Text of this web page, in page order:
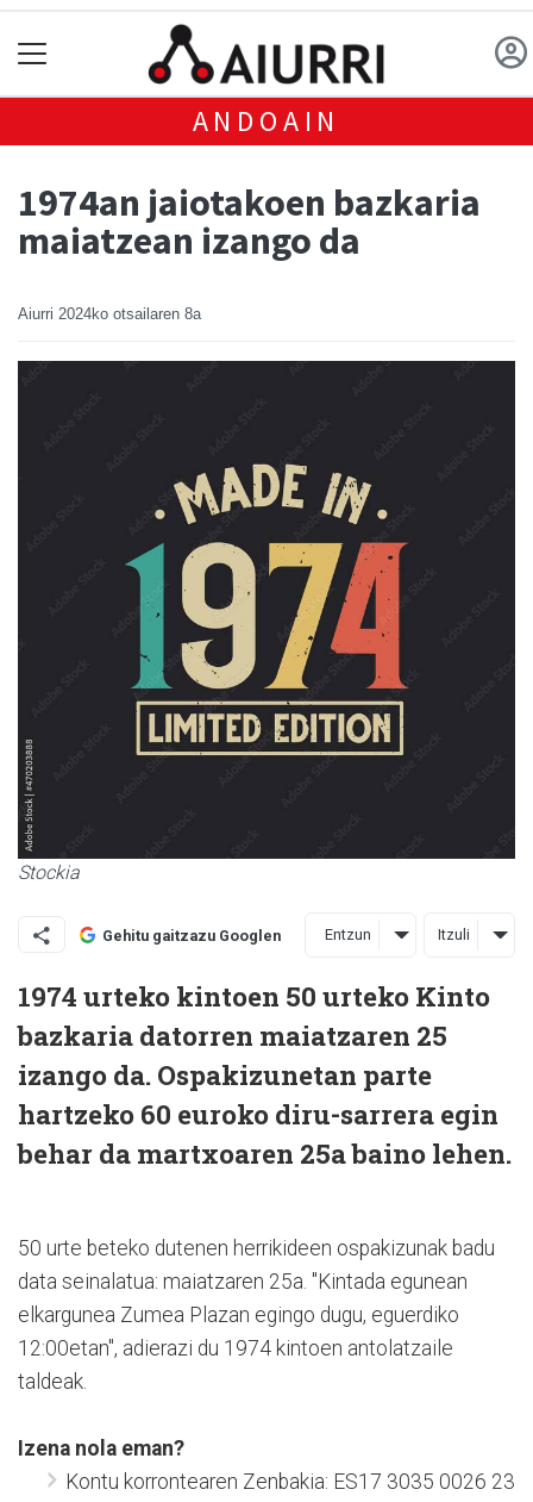
ANDOAIN
1974an jaiotakoen bazkaria
maiatzean izango da
Aiurri 2024ko otsailaren 8a
Stockia
Gehitu gaitzazu Googlen Entzun Itzuli
1974 urteko kintoen 50 urteko Kinto
bazkaria datorren maiatzaren 25
izango da. Ospakizunetan parte
hartzeko 60 euroko diru-sarrera egin
behar da martxoaren 25a baino lehen.
50 urte beteko dutenen herrikideen ospakizunak badu
data seinalatua: maiatzaren 25a. "Kintada egunean
elkargunea Zumea Plazan egingo dugu, eguerdiko
12:00etan", adierazi du 1974 kintoen antolatzaile
taldeak.
Izena nola eman?
Kontu korrontearen Zenbakia: ES17 3035 0026 23